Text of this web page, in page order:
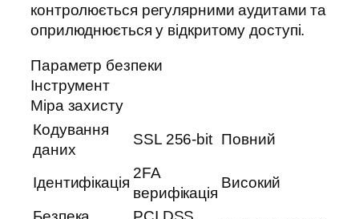
контролюється регулярними аудитами та
оприлюднюється у відкритому доступі.
Параметр безпеки
Інструмент
Міра захисту
Кодування
даних
SSL 256-bit Повний
Ідентифікація
2FA
верифікація
Високий